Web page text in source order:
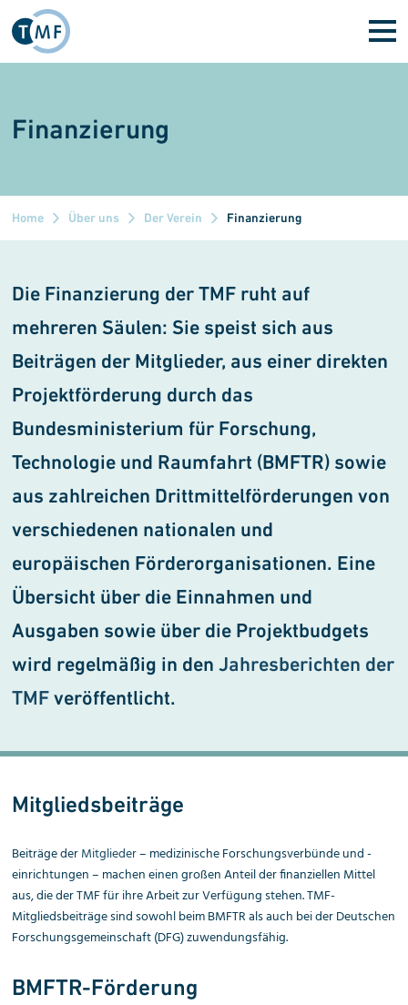
Direkt zum Inhalt
Finanzierung
Home Über uns Der Verein Finanzierung
Die Finanzierung der TMF ruht auf
mehreren Säulen: Sie speist sich aus
Beiträgen der Mitglieder, aus einer direkten
Projektförderung durch das
Bundesministerium für Forschung,
Technologie und Raumfahrt (BMFTR) sowie
aus zahlreichen Drittmittel­förderungen von
verschiedenen nationalen und
europäischen Förderorganisationen. Eine
Über­sicht über die Einnahmen und
Ausgaben sowie über die Projekt­budgets
wird regelmäßig in denJahresberichten der
TMF ver­öffentlicht.
Mitgliedsbeiträge
Beiträge derMitglieder– medizinische Forschungs­verbünde und -
einrichtungen – machen einen großen Anteil der finanziellen Mittel
aus, die der TMF für ihre Arbeit zur Verfügung stehen. TMF-
Mitgliedsbeiträge sind sowohl beim BMFTR als auch bei der Deutschen
Forschungsgemeinschaft (DFG) zuwendungsfähig.
BMFTR-Förderung